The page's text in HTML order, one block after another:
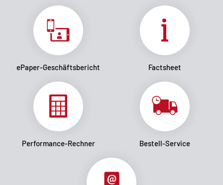
ePaper-Geschäftsbericht Factsheet
Performance-Rechner Bestell-Service